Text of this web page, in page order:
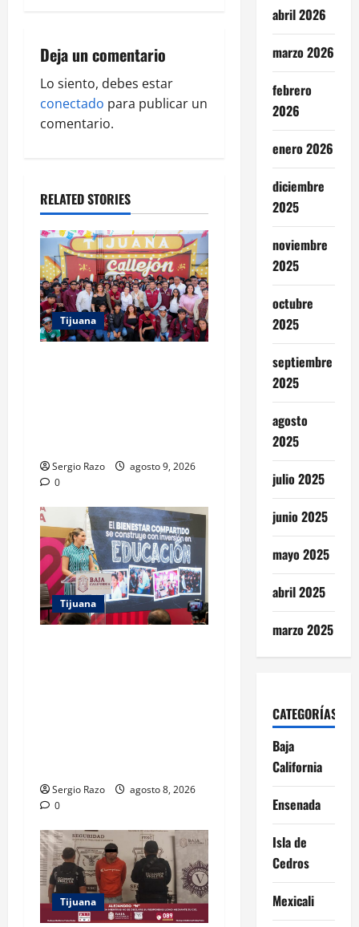
i
g
a
i
o
n
Deja un comentario
Lo siento, debes estar
conectado para publicar un
comentario.
RELATED STORIES
Tijuana
Sergio Razo
agosto 9, 2026
0
Tijuana
Sergio Razo
agosto 8, 2026
0
Tijuana
abril 2026
marzo 2026
febrero
2026
enero 2026
diciembre
2025
noviembre
2025
octubre
2025
septiembre
2025
agosto
2025
julio 2025
junio 2025
mayo 2025
abril 2025
marzo 2025
CATEGORÍAS
Baja
California
Ensenada
Isla de
Cedros
Mexicali